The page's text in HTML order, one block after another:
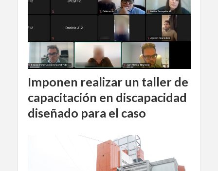
Imponen realizar un taller de
capacitación en discapacidad
diseñado para el caso